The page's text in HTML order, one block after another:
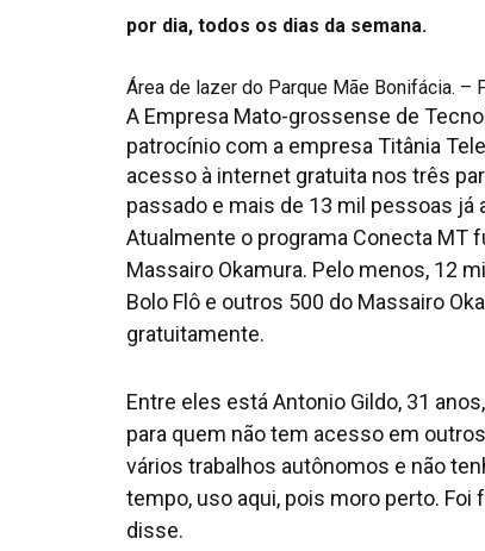
por dia, todos os dias da semana.
Área de lazer do Parque Mãe Bonifácia. –
A Empresa Mato-grossense de
patrocínio com a empresa Titânia
acesso à internet gratuita nos três
passado e mais de 13 mil pessoas
Atualmente o programa Conecta MT
Massairo Okamura. Pelo menos, 12
Bolo Flô e outros 500 do Massairo
gratuitamente.
Entre eles está Antonio Gildo, 31
para quem não tem acesso em
vários trabalhos autônomos e não
tempo, uso aqui, pois moro perto. Foi
disse.